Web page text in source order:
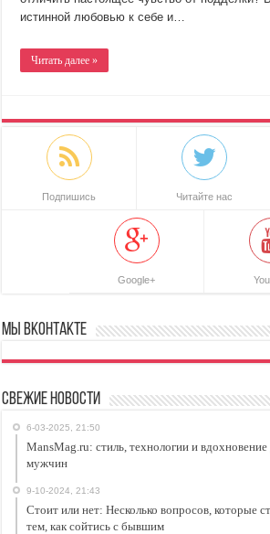
истинной любовью к себе и…
Читать далее »
Подпишись Читайте нас
Google+
Мы ВКонтакте
Свежие новости
6-03-2025, 21:50
MansMag.ru: стиль, технологии и
мужчин
9-10-2024, 21:43
Стоит или нет: Несколько вопросов, которые
тем, как сойтись с бывшим